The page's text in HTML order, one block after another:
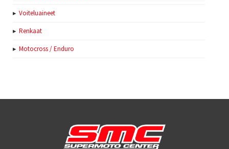
Voiteluaineet
Renkaat
Motocross / Enduro